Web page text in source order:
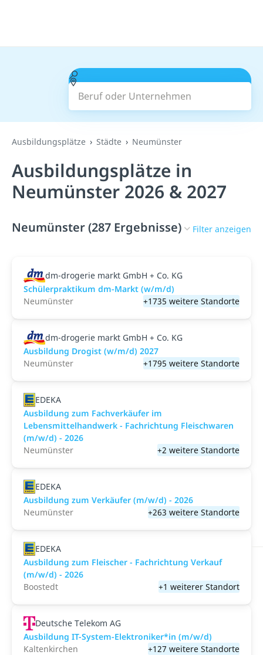
Beruf oder Unternehmen
Suchen
Ausbildungsplätze Städte Neumünster
Ausbildungsplätze in
Neumünster 2026 & 2027
Neumünster (287 Ergebnisse) Filter anzeigen
dm-drogerie markt GmbH + Co. KG
Schülerpraktikum dm-Markt (w/m/d)
Neumünster
+1735 weitere Standorte
dm-drogerie markt GmbH + Co. KG
Ausbildung Drogist (w/m/d) 2027
Neumünster
+1795 weitere Standorte
EDEKA
Ausbildung zum Fachverkäufer im
Lebensmittelhandwerk - Fachrichtung Fleischwaren
(m/w/d) - 2026
Neumünster
+2 weitere Standorte
EDEKA
Ausbildung zum Verkäufer (m/w/d) - 2026
Neumünster
+263 weitere Standorte
EDEKA
Ausbildung zum Fleischer - Fachrichtung Verkauf
(m/w/d) - 2026
Boostedt
+1 weiterer Standort
Deutsche Telekom AG
Ausbildung IT-System-Elektroniker*in (m/w/d)
Kaltenkirchen
+127 weitere Standorte